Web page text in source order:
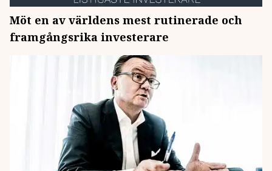
Möt en av världens mest rutinerade och
framgångsrika investerare